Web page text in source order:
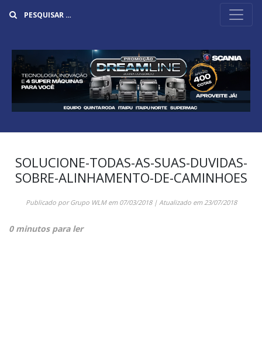
SOLUCIONE-TODAS-AS-SUAS-DUVIDAS-
SOBRE-ALINHAMENTO-DE-CAMINHOES
Publicado porGrupo WLMem 07/03/2018| Atualizado em23/07/2018
0 minutos para ler